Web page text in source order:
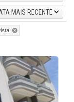
MAIS RECENTE